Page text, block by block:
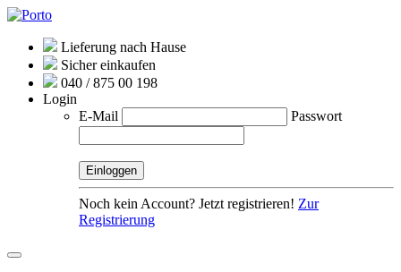
Lieferung nach Hause
Sicher einkaufen
040 / 875 00 198
Login
E-Mail
Passwort
Noch kein Account? Jetzt registrieren! Zur
Registrierung